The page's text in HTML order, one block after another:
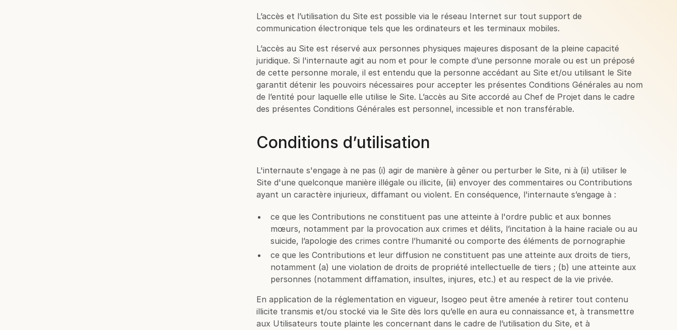
L’accès et l’utilisation du Site est possible via le réseau Internet sur tout support de
communication électronique tels que les ordinateurs et les terminaux mobiles.
L’accès au Site est réservé aux personnes physiques majeures disposant de la pleine capacité
juridique. Si l'internaute agit au nom et pour le compte d’une personne morale ou est un préposé
de cette personne morale, il est entendu que la personne accédant au Site et/ou utilisant le Site
garantit détenir les pouvoirs nécessaires pour accepter les présentes Conditions Générales au nom
de l’entité pour laquelle elle utilise le Site. L’accès au Site accordé au Chef de Projet dans le cadre
des présentes Conditions Générales est personnel, incessible et non transférable.
Conditions d’utilisation
L'internaute s'engage à ne pas (i) agir de manière à gêner ou perturber le Site, ni à (ii) utiliser le
Site d'une quelconque manière illégale ou illicite, (iii) envoyer des commentaires ou Contributions
ayant un caractère injurieux, diffamant ou violent. En conséquence, l'internaute s’engage à :
ce que les Contributions ne constituent pas une atteinte à l'ordre public et aux bonnes
mœurs, notamment par la provocation aux crimes et délits, l’incitation à la haine raciale ou au
suicide, l’apologie des crimes contre l’humanité ou comporte des éléments de pornographie
ce que les Contributions et leur diffusion ne constituent pas une atteinte aux droits de tiers,
notamment (a) une violation de droits de propriété intellectuelle de tiers ; (b) une atteinte aux
personnes (notamment diffamation, insultes, injures, etc.) et au respect de la vie privée.
En application de la réglementation en vigueur, Isogeo peut être amenée à retirer tout contenu
illicite transmis et/ou stocké via le Site dès lors qu’elle en aura eu connaissance et, à transmettre
aux Utilisateurs toute plainte les concernant dans le cadre de l’utilisation du Site, et à